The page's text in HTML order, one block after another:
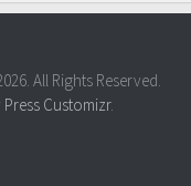
All Rights Reserved.
Press Customizr.